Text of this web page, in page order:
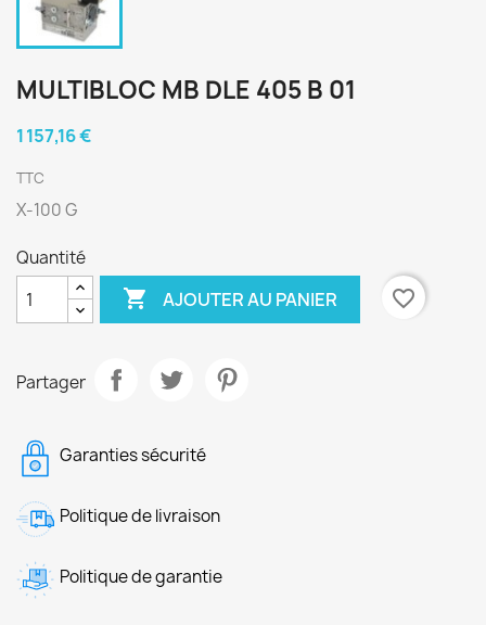
MULTIBLOC MB DLE 405 B 01
1 157,16 €
TTC
X-100 G
Quantité
 AJOUTER AU PANIER favorite_border
Partager
Garanties sécurité
Politique de livraison
Politique de garantie